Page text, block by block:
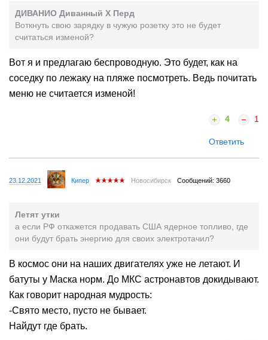
ДИВАНИО Диванный X Перд
Воткнуть свою зарядку в чужую розетку это не будет
считаться изменой?
Вот я и предлагаю беспроводную. Это будет, как на
соседку по лежаку на пляже посмотреть. Ведь почитать
меню не считается изменой!
4 1
Ответить
23.12.2021 Кипер Новосибирск Сообщений: 3660
Летят утки
а если РФ откажется продавать США ядерное топливо, где
они будут брать энергию для своих электротачил?
В космос они на наших двигателях уже не летают. И
батуты у Маска норм. До МКС астронавтов докидывают.
Как говорит народная мудрость:
-Свято место, пусто не бывает.
Найдут где брать.